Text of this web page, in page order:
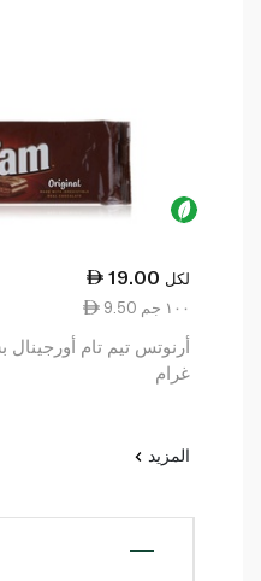
19.00 لكل
9.50 ١٠٠ جم
غرام
المزيد